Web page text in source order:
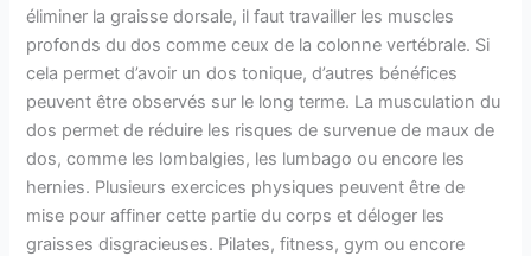
éliminer la graisse dorsale, il faut travailler les muscles
profonds du dos comme ceux de la colonne vertébrale. Si
cela permet d’avoir un dos tonique, d’autres bénéfices
peuvent être observés sur le long terme. La musculation du
dos permet de réduire les risques de survenue de maux de
dos, comme les lombalgies, les lumbago ou encore les
hernies. Plusieurs exercices physiques peuvent être de
mise pour affiner cette partie du corps et déloger les
graisses disgracieuses. Pilates, fitness, gym ou encore